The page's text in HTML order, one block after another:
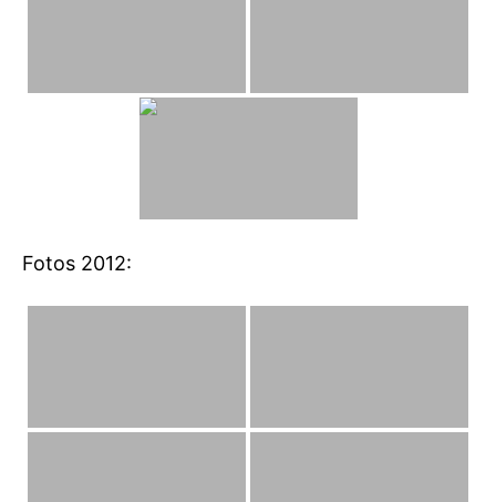
Fotos 2012: